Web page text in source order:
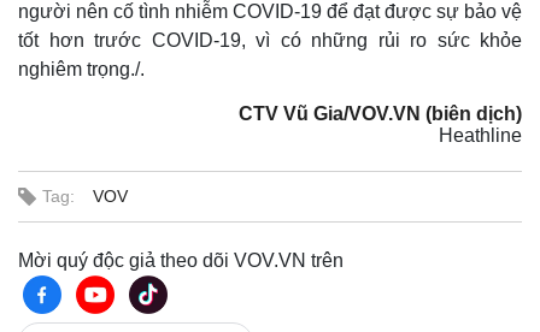
người nên cố tình nhiễm COVID-19 để đạt được sự bảo vệ
tốt hơn trước COVID-19, vì có những rủi ro sức khỏe
nghiêm trọng./.
CTV Vũ Gia/VOV.VN (biên dịch)
Heathline
Tag: VOV
Mời quý độc giả theo dõi VOV.VN trên